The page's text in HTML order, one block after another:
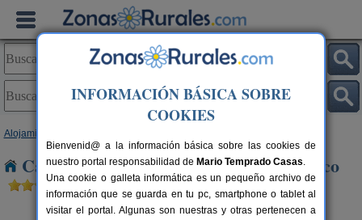
Alojamientos
Casas Rurales cerca de Barcial del Barco
INFORMACIÓN BÁSICA SOBRE
COOKIES
Bienvenid@ a la información básica sobre las cookies de
nuestro portal responsabilidad de Mario Temprado Casas.
Una cookie o galleta informática es un pequeño archivo de
información que se guarda en tu pc, smartphone o tablet al
visitar el portal. Algunas son nuestras y otras pertenecen a